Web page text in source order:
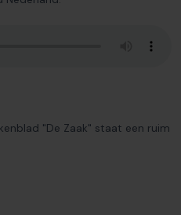
"De Zaak" staat een ruim